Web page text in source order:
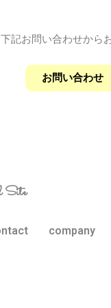
記お問い合わせから
お問い合わせ
Site
company